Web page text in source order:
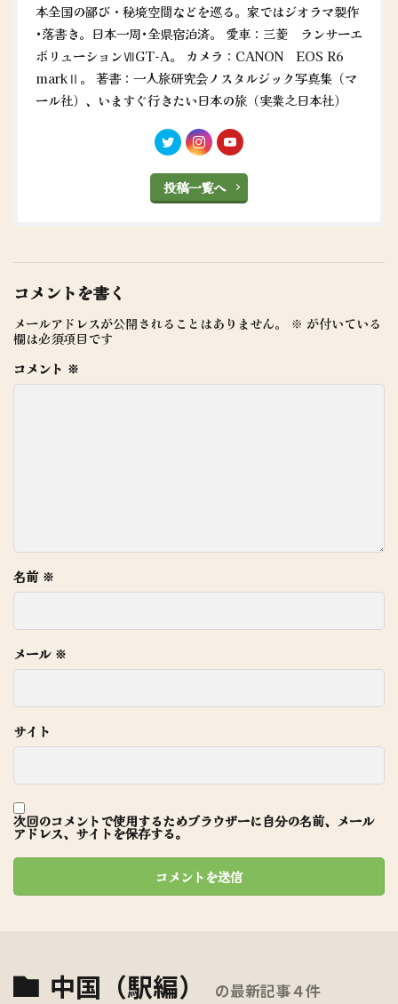
本全国の鄙び・秘境空間などを巡る。家ではジオラマ製作
•落書き。日本一周•全県宿泊済。 愛車：三菱 ランサーエ
ボリューションⅦGT-A。 カメラ：CANON EOS R6
markⅡ。 著書：一人旅研究会ノスタルジック写真集（マ
ール社）、いますぐ行きたい日本の旅（実業之日本社）
投稿一覧へ
コメントを書く
メールアドレスが公開されることはありません。 ※ が付いている
欄は必須項目です
コメント ※
名前 ※
メール ※
サイト
次回のコメントで使用するためブラウザーに自分の名前、メール
アドレス、サイトを保存する。
中国（駅編） の最新記事４件